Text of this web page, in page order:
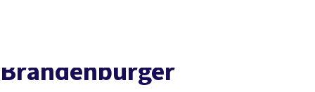
Brandenburger